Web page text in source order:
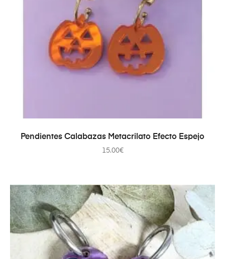
AÑADIR AL CARRITO
Pendientes Calabazas Metacrilato Efecto Espejo
15.00€